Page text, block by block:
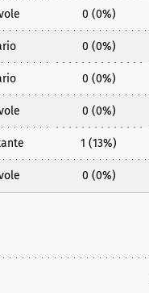
0 (0%)
0 (0%)
0 (0%)
0 (0%)
1 (13%)
0 (0%)